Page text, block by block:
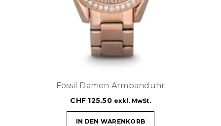
Fossil Damen Armbanduhr
CHF 125.50 exkl. MwSt.
IN DEN WARENKORB